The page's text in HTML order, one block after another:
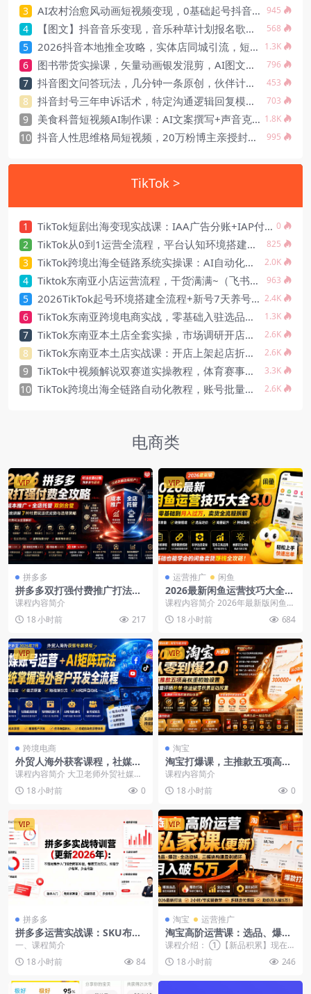
3 AI农村治愈风动画短视频变现，0基础起号抖音伙伴计划精选涨粉 945
4 【图文】抖音音乐变现，音乐种草计划报名歌单挂链接，顺手赚点零花钱 568
5 2026抖音本地推全攻略，实体店同城引流，短视频直播精准投放低成本获客 1.3K
6 图书带货实操课，矢量动画银发混剪，AI图文封面文案，0粉开橱窗 796
7 抖音图文问答玩法，几分钟一条原创，伙伴计划+橱窗带货轻松变现 453
8 抖音封号三年申诉话术，特定沟通逻辑回复模板打动审核（飞书文档） 703
9 美食科普短视频AI制作课：AI文案撰写+声音克隆+配音剪辑+精选独家+零实拍+成片变现 1.8K
10 抖音人性思维格局短视频，20万粉博主亲授封面字幕AI提示词带货变现 995
TikTok >
1 TikTok短剧出海变现实战课：IAA广告分账+IAP付费变现+账号搭建+平台规则+回款全流程 0
2 TikTok从0到1运营全流程，平台认知环境搭建账号定位选品商品卡优化运营大促营销工具 825
3 TikTok跨境出海全链路系统实操课：AI自动化内容，批量矩阵起号，蓝海选品回款-2026年7月 2.0K
4 Tiktok东南亚小店运营流程，干货满满~（飞书文档） 963
5 2026TikTok起号环境搭建全流程+新号7天养号手册（PDF文档） 2.4K
6 TikTok东南亚跨境电商实战，零基础入驻选品店铺后台妙手ERP商品发布 1.3K
7 TikTok东南亚本土店全套实操，市场调研开店筹备产品上架起店折扣发货 2.6K
8 TikTok东南亚本土店实战课：开店上架起店折扣发货体验分广告投放到变现 2.6K
9 TikTok中视频解说双赛道实操教程，体育赛事热点撬动自然流量，温情文案收割高完播 3.3K
10 TikTok跨境出海全链路自动化教程，账号批量注册AI起号选品变现，从流量获取到留量转化完整闭环 2.6K
电商类
VIP
拼多多
拼多多双打强付费推广打法，
成本推广+全店托管，系统讲
解7种付费玩法优劣势与选择
策略
课程内容简介
18 小时前
217
VIP
运营推广 闲鱼
2026最新闲鱼运营技巧大全，
从零基础到月入过万，卖货准
备、链接搭建到选品定价
课程内容简介 2026年最新版闲鱼运
营实战教程，是一套系统化、手把
手教学的闲鱼卖...
18 小时前 684
VIP
跨境电商
外贸人海外获客课程，社媒账
号运营AI矩阵玩法，系统掌握
海外客户开发全流程
课程内容简介 大卫老师外贸社媒获
客独家训练营持续更新至6月，系统
讲解海外社媒账号...
18 小时前 0
VIP
淘宝
淘宝打爆课，主推款五项高权
重初始设置，改销量评晒秒单
快速破零积累基础权重
课程内容简介
18 小时前
0
VIP
拼多多
拼多多运营实战课：SKU布局
神图制作强付费起量微付费高
一、课程简介
18 小时前
84
VIP
淘宝 运营推广
淘宝高阶运营课：选品、爆
款、全店动销，三模块构建盈
利闭环，月入破5万
课程介绍： ①【新品积累】现在主
流的控成本和最大化，应该用于哪
些产品效果更好。 ...
18 小时前 246